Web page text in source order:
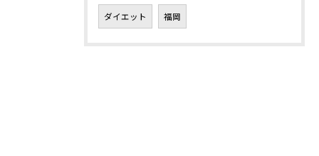
ダイエット 福岡